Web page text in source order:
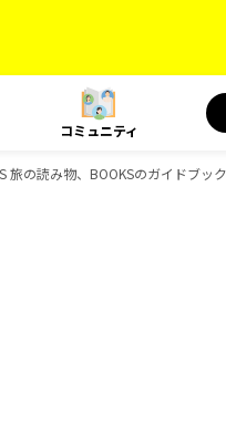
コミュニティ
旅の読み物、BOOKSのガイドブッ